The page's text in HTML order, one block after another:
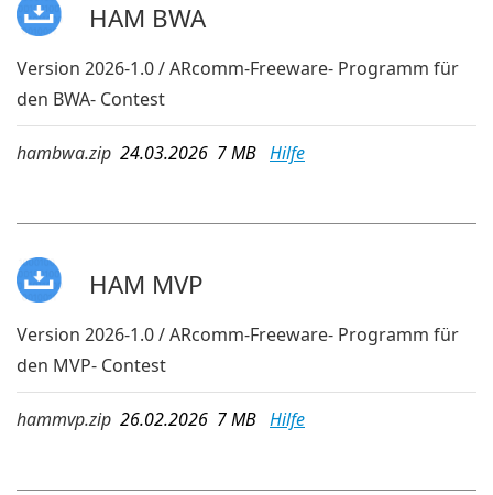
HAM BWA
Version 2026-1.0 / ARcomm-Freeware- Programm für
den BWA- Contest
hambwa.zip 24.03.2026 7 MB Hilfe
HAM MVP
Version 2026-1.0 / ARcomm-Freeware- Programm für
den MVP- Contest
hammvp.zip 26.02.2026 7 MB Hilfe